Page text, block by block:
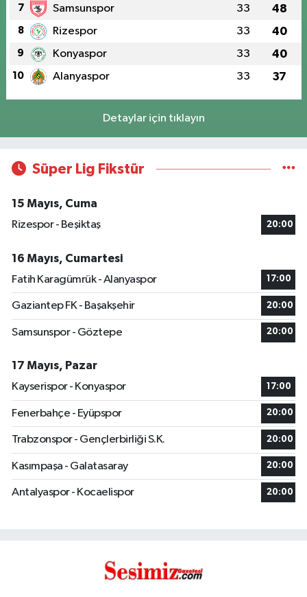
7 Samsunspor 33 48
8 Rizespor 33 40
9 Konyaspor 33 40
10 Alanyaspor 33 37
Detaylar için tıklayın
Süper Lig Fikstür
15 Mayıs, Cuma
Rizespor - Beşiktaş
20:00
16 Mayıs, Cumartesi
Fatih Karagümrük - Alanyaspor
17:00
Gaziantep FK - Başakşehir 20:00
Samsunspor - Göztepe 20:00
17 Mayıs, Pazar
Kayserispor - Konyaspor
17:00
Fenerbahçe - Eyüpspor 20:00
Trabzonspor - Gençlerbirliği S.K. 20:00
Kasımpaşa - Galatasaray 20:00
Antalyaspor - Kocaelispor 20:00